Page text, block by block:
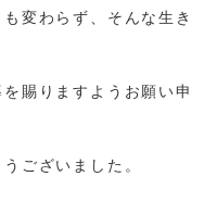
変わらず、そんな生き
賜りますようお願い申
ございました。